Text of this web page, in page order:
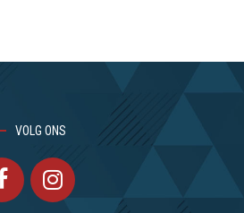
VOLG ONS